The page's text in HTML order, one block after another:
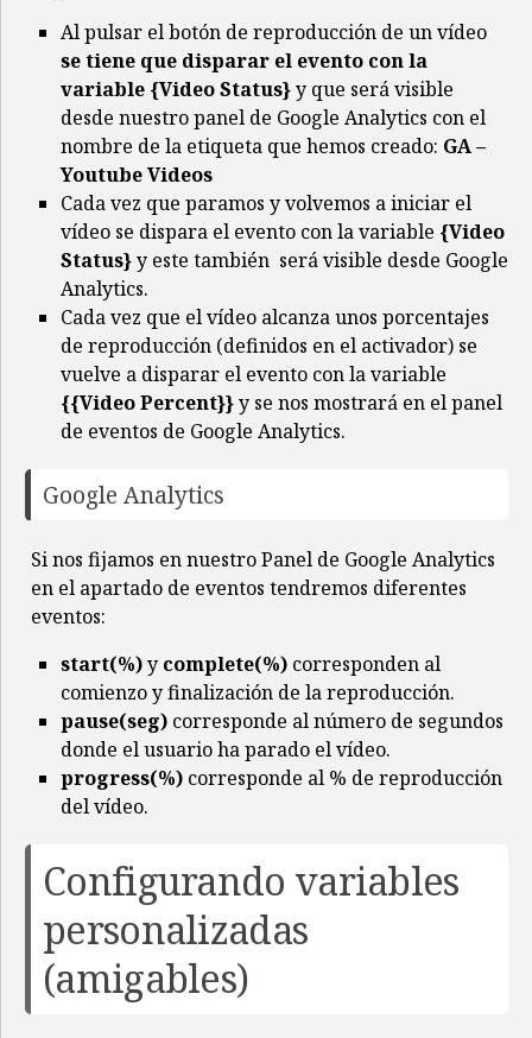
Al pulsar el botón de reproducción de un vídeo
se tiene que disparar el evento con la
variable {Video Status}y que será visible
desde nuestro panel de Google Analytics con el
nombre de la etiqueta que hemos creado: GA –
Youtube Videos
Cada vez que paramos y volvemos a iniciar el
vídeo se dispara el evento con la variable {Video
Status}y este también será visible desde Google
Analytics.
Cada vez que el vídeo alcanza unos porcentajes
de reproducción (definidos en el activador) se
vuelve a disparar el evento con la variable
{{Video Percent}}y se nos mostrará en el panel
de eventos de Google Analytics.
Google Analytics
Si nos fijamos en nuestro Panel de Google Analytics
en el apartado de eventos tendremos diferentes
eventos:
start(%)y complete(%) corresponden al
comienzo y finalización de la reproducción.
pause(seg) corresponde al número de segundos
donde el usuario ha parado el vídeo.
progress(%) corresponde al % de reproducción
del vídeo.
Configurando variables
personalizadas
(amigables)